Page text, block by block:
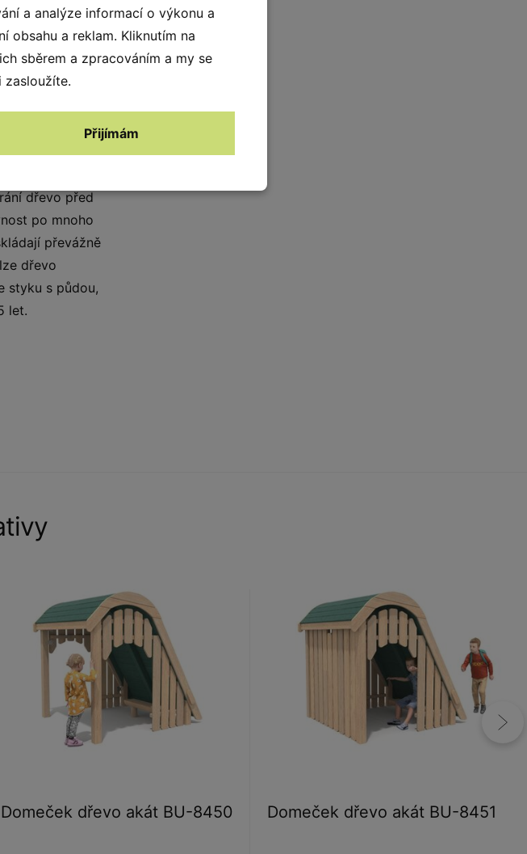
jsou vyrobena
účelu.
dřevo před
po mnoho
převážně
dřevo
styku s půdou,
let.
Domeček dřevo akát BU-8450 Domeček dřevo akát BU-8451
a analýze informací o výkonu a
obsahu a reklam. Kliknutím na
sběrem a zpracováním a my se
zasloužíte.
Přijímám